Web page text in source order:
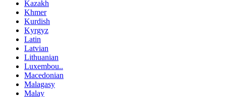
Kazakh
Khmer
Kurdish
Kyrgyz
Latin
Latvian
Lithuanian
Luxembou..
Macedonian
Malagasy
Malay